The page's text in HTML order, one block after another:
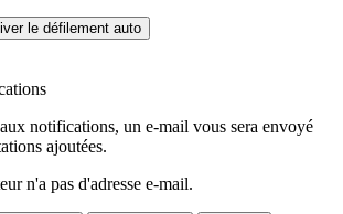
le défilement auto
notifications, un e-mail vous sera envoyé
ajoutées.
n'a pas d'adresse e-mail.